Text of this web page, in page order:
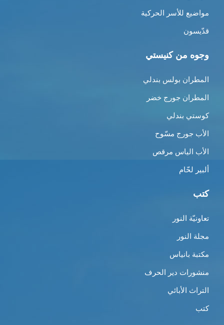
مواضيع للأسر الحركية
قدّيسون
وجوه من كنيستي
المطران بولس بندلي
المطران جورج خضر
كوستي بندلي
الأب جورج مسّوح
الأب الياس مرقص
ألبير لحّام
كتب
تعاونيّة النور
مجلة النور
مكتبة بانياس
منشورات دير الحرف
التراث الأبائي
كتب